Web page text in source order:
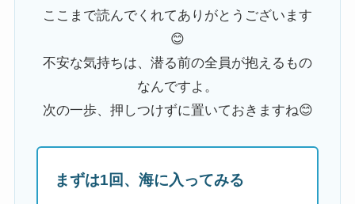
ここまで読んでくれてありがとうございます
😊
不安な気持ちは、潜る前の全員が抱えるもの
なんですよ。
次の一歩、押しつけずに置いておきますね😊
まずは1回、海に入ってみる